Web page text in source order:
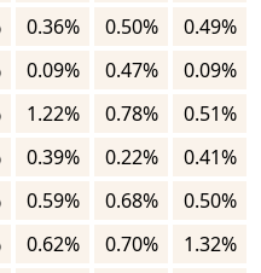
0.36% 0.50%
0.49%
0.09% 0.47%
0.09%
1.22% 0.78% 0.51%
0.39% 0.22%
0.41%
0.59% 0.68%
0.50%
0.62% 0.70%
1.32%